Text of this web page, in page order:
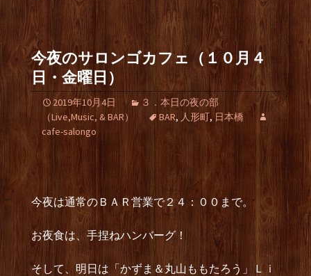
今夜のサロンゴカフェ（１０月４
日・金曜日）
2019年10月4日
３．本日の夜の部
（Live,Music, & BAR）
BAR, 人形町,日本橋
cafe-salongo
今夜は通常のＢＡＲ営業で２４：００まで。
お夜食は、手捏ねハンバーグ！
そして、明日は「かずま＆丸山ももたろう」Ｌｉ